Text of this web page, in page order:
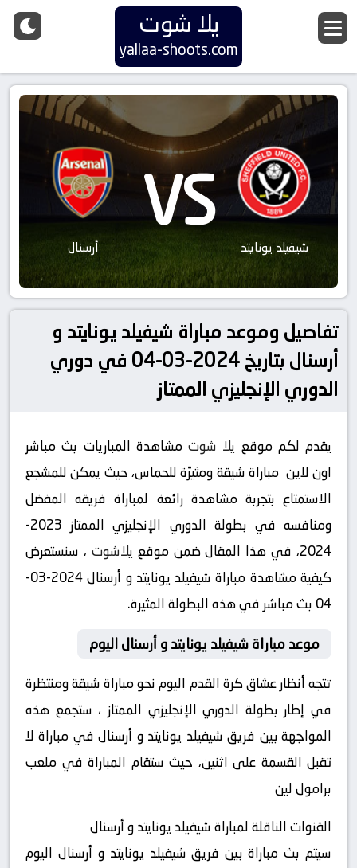
يلا شوت
yallaa-shoots.com
شيفيلد يونايتد VS أرسنال
تفاصيل وموعد مباراة شيفيلد يونايتد و
أرسنال بتاريخ 2024-03-04 في دوري
الدوري الإنجليزي الممتاز
يقدم لكم موقع يلا شوت مشاهدة المباريات بث مباشر
اون لاين مباراة شيقة ومثيرًة للحماس، حيث يمكن للمشجع
الاستمتاع بتجربة مشاهدة رائعة لمباراة فريقه المفضل
ومنافسه في بطولة الدوري الإنجليزي الممتاز 2023-
2024، في هذا المقال ضمن موقع
يلاشوت ، سنستعرض
كيفية مشاهدة مباراة شيفيلد يونايتد و أرسنال 2024-03-
04 بث مباشر في هذه البطولة المثيرة.
موعد مباراة شيفيلد يونايتد و أرسنال اليوم
تتجه أنظار عشاق كرة القدم اليوم نحو مباراة شيقة ومنتظرة
في إطار بطولة الدوري الإنجليزي الممتاز ، ستجمع هذه
المواجهة بين فريق شيفيلد يونايتد و أرسنال في مباراة لا
تقبل القسمة على اثنين، حيث ستقام المباراة في ملعب
برامول لين
القنوات الناقلة لمباراة شيفيلد يونايتد و أرسنال
سيتم بث مباراة بين فريق شيفيلد يونايتد و أرسنال اليوم